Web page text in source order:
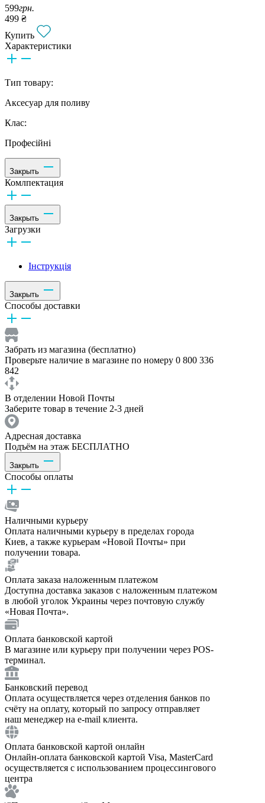
599грн.
499 ₴
Купить
Характеристики
Тип товару:
Аксесуар для поливу
Клас:
Професійні
Закрыть
Комлпектация
Закрыть
Загрузки
Інструкція
Закрыть
Способы доставки
Забрать из магазина (бесплатно)
Проверьте наличие в магазине по номеру 0 800 336
842
В отделении Новой Почты
Заберите товар в течение 2-3 дней
Адресная доставка
Подъём на этаж БЕСПЛАТНО
Закрыть
Способы оплаты
Наличными курьеру
Оплата наличными курьеру в пределах города
Киев, а также курьерам «Новой Почты» при
получении товара.
Оплата заказа наложенным платежом
Доступна доставка заказов с наложенным платежом
в любой уголок Украины через почтовую службу
«Новая Почта».
Оплата банковской картой
В магазине или курьеру при получении через POS-
терминал.
Банковский перевод
Оплата осуществляется через отделения банков по
счёту на оплату, который по запросу отправляет
наш менеджер на e-mail клиента.
Оплата банковской картой онлайн
Онлайн-оплата банковской картой Visa, MasterCard
осуществляется с использованием процессингового
центра